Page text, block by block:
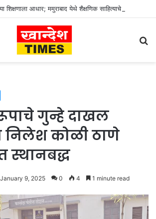
शिक्षणाला आधार; ममुराबाद येथे शैक्षणिक साहित्याचे वाटप
गुन्हे दाखल
कोळी ठाणे
स्थानबद्ध
January 9, 2025 0 4 1 minute read